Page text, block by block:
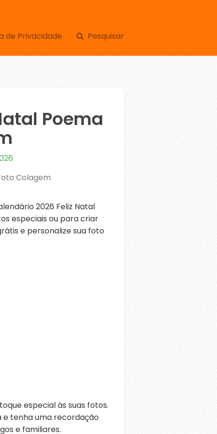
de Privacidade Pesquisar
Poema
Colagem
2026 Feliz Natal
especiais ou para criar
e personalize sua foto
especial às suas fotos.
e tenha uma recordação
e familiares.